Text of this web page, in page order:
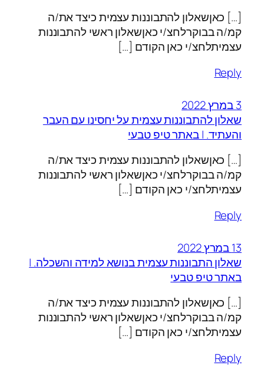
[…] כאןשאלון להתבוננות עצמית כיצד את/ה
קמ/ה בבוקרלחצ/י כאןשאלון ראשי להתבוננות
עצמיתלחצ/י כאן הקודם […]
Reply
3 במרץ 2022
שאלון להתבוננות עצמית על יחסינו עם העבר
והעתיד. | באתר טיפ טבעי
[…] כאןשאלון להתבוננות עצמית כיצד את/ה
קמ/ה בבוקרלחצ/י כאןשאלון ראשי להתבוננות
עצמיתלחצ/י כאן הקודם […]
Reply
13 במרץ 2022
שאלון התבוננות עצמית בנושא למידה והשכלה. |
באתר טיפ טבעי
[…] כאןשאלון להתבוננות עצמית כיצד את/ה
קמ/ה בבוקרלחצ/י כאןשאלון ראשי להתבוננות
עצמיתלחצ/י כאן הקודם […]
Reply